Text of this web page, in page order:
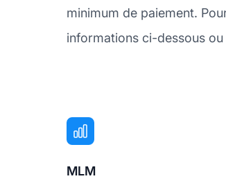
minimum de paiement.
informations ci-dessous
MLM